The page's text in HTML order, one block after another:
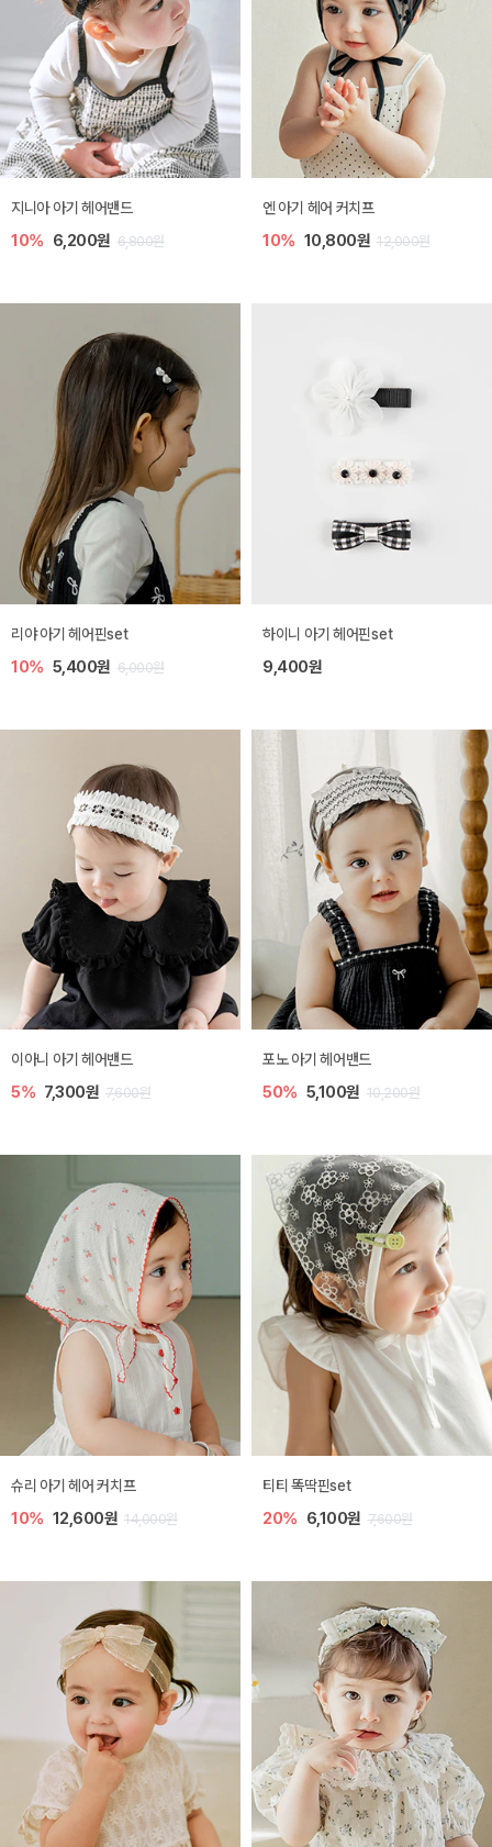
지니아 아기 헤어밴드
10% 6,200원 6,800원
엔 아기 헤어 커치프
10% 10,800원 12,000원
리야 아기 헤어핀set
10% 5,400원 6,000원
하이니 아기 헤어핀set
9,400원
이아니 아기 헤어밴드
5% 7,300원 7,600원
포노 아기 헤어밴드
50% 5,100원 10,200원
슈리 아기 헤어 커치프
10% 12,600원 14,000원
티티 똑딱핀set
20% 6,100원 7,600원